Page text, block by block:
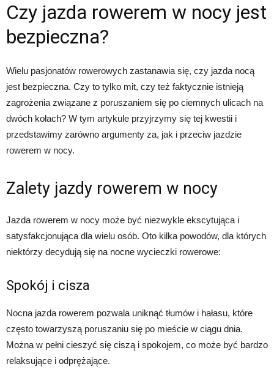
Czy jazda rowerem w nocy jest
bezpieczna?
Wielu pasjonatów rowerowych zastanawia się, czy jazda nocą
jest bezpieczna. Czy to tylko mit, czy też faktycznie istnieją
zagrożenia związane z poruszaniem się po ciemnych ulicach na
dwóch kołach? W tym artykule przyjrzymy się tej kwestii i
przedstawimy zarówno argumenty za, jak i przeciw jazdzie
rowerem w nocy.
Zalety jazdy rowerem w nocy
Jazda rowerem w nocy może być niezwykle ekscytująca i
satysfakcjonująca dla wielu osób. Oto kilka powodów, dla których
niektórzy decydują się na nocne wycieczki rowerowe:
Spokój i cisza
Nocna jazda rowerem pozwala uniknąć tłumów i hałasu, które
często towarzyszą poruszaniu się po mieście w ciągu dnia.
Można w pełni cieszyć się ciszą i spokojem, co może być bardzo
relaksujące i odprężające.